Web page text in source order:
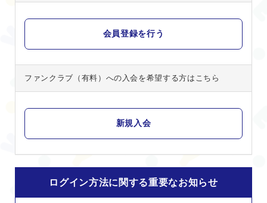
ファンクラブ（有料）への入会を希望する方はこちら
ログイン方法に関する重要なお知らせ